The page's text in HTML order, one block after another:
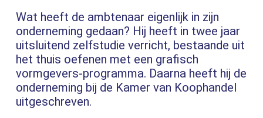
Wat heeft de ambtenaar eigenlijk in zijn
onderneming gedaan? Hij heeft in twee jaar
uitsluitend zelfstudie verricht, bestaande uit
het thuis oefenen met een grafisch
vormgevers-programma. Daarna heeft hij de
onderneming bij de Kamer van Koophandel
uitgeschreven.